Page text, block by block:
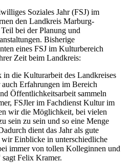
Soziales Jahr (FSJ) im
den Landkreis Marburg-
bei der Planung und
Bisherige
eines FSJ im Kulturbereich
Zeit beim Landkreis:
die Kulturarbeit des Landkreises
Erfahrungen im Bereich
Öffentlichkeitsarbeit sammeln
FSJler im Fachdienst Kultur im
wir die Möglichkeit, bei vielen
sein zu sein und so eine Menge
dient das Jahr als gute
Einblicke in unterschiedliche
immer von tollen Kolleginnen und
Felix Kramer.